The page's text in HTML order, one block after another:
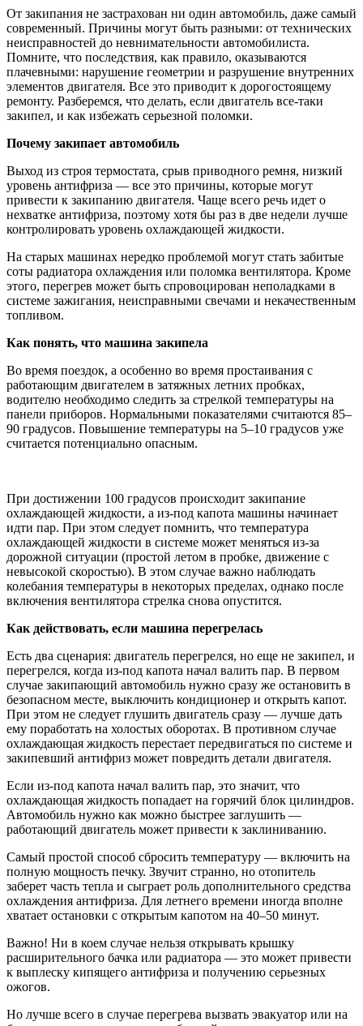
От закипания не застрахован ни один автомобиль, даже самый
современный. Причины могут быть разными: от технических
неисправностей до невнимательности автомобилиста.
Помните, что последствия, как правило, оказываются
плачевными: нарушение геометрии и разрушение внутренних
элементов двигателя. Все это приводит к дорогостоящему
ремонту. Разберемся, что делать, если двигатель все-таки
закипел, и как избежать серьезной поломки.
Почему закипает автомобиль
Выход из строя термостата, срыв приводного ремня, низкий
уровень антифриза — все это причины, которые могут
привести к закипанию двигателя. Чаще всего речь идет о
нехватке антифриза, поэтому хотя бы раз в две недели лучше
контролировать уровень охлаждающей жидкости.
На старых машинах нередко проблемой могут стать забитые
соты радиатора охлаждения или поломка вентилятора. Кроме
этого, перегрев может быть спровоцирован неполадками в
системе зажигания, неисправными свечами и некачественным
топливом.
Как понять, что машина закипела
Во время поездок, а особенно во время простаивания с
работающим двигателем в затяжных летних пробках,
водителю необходимо следить за стрелкой температуры на
панели приборов. Нормальными показателями считаются 85–
90 градусов. Повышение температуры на 5–10 градусов уже
считается потенциально опасным.
При достижении 100 градусов происходит закипание
охлаждающей жидкости, а из-под капота машины начинает
идти пар. При этом следует помнить, что температура
охлаждающей жидкости в системе может меняться из-за
дорожной ситуации (простой летом в пробке, движение с
невысокой скоростью). В этом случае важно наблюдать
колебания температуры в некоторых пределах, однако после
включения вентилятора стрелка снова опустится.
Как действовать, если машина перегрелась
Есть два сценария: двигатель перегрелся, но еще не закипел, и
перегрелся, когда из-под капота начал валить пар. В первом
случае закипающий автомобиль нужно сразу же остановить в
безопасном месте, выключить кондиционер и открыть капот.
При этом не следует глушить двигатель сразу — лучше дать
ему поработать на холостых оборотах. В противном случае
охлаждающая жидкость перестает передвигаться по системе и
закипевший антифриз может повредить детали двигателя.
Если из-под капота начал валить пар, это значит, что
охлаждающая жидкость попадает на горячий блок цилиндров.
Автомобиль нужно как можно быстрее заглушить —
работающий двигатель может привести к заклиниванию.
Самый простой способ сбросить температуру — включить на
полную мощность печку. Звучит странно, но отопитель
заберет часть тепла и сыграет роль дополнительного средства
охлаждения антифриза. Для летнего времени иногда вполне
хватает остановки с открытым капотом на 40–50 минут.
Важно! Ни в коем случае нельзя открывать крышку
расширительного бачка или радиатора — это может привести
к выплеску кипящего антифриза и получению серьезных
ожогов.
Но лучше всего в случае перегрева вызвать эвакуатор или на